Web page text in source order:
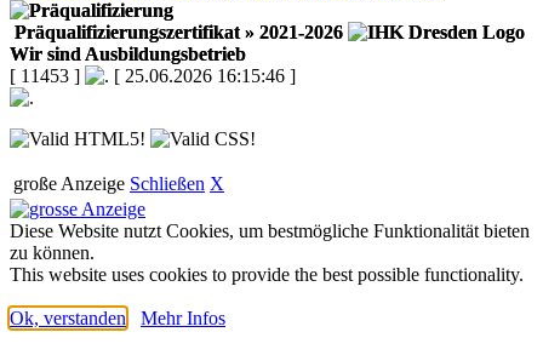
Präqualifizierungszertifikat » 2021-2026
Wir sind Ausbildungsbetrieb
[ 11453 ]
[ 25.06.2026 16:15:46 ]
große Anzeige Schließen X
Diese Website nutzt Cookies, um bestmögliche Funktionalität bieten
zu können.
This website uses cookies to provide the best possible functionality.
Ok, verstanden Mehr Infos